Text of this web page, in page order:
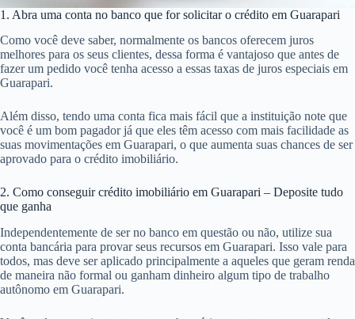
1. Abra uma conta no banco que for solicitar o crédito em Guarapari
Como você deve saber, normalmente os bancos oferecem juros
melhores para os seus clientes, dessa forma é vantajoso que antes de
fazer um pedido você tenha acesso a essas taxas de juros especiais em
Guarapari.
Além disso, tendo uma conta fica mais fácil que a instituição note que
você é um bom pagador já que eles têm acesso com mais facilidade as
suas movimentações em Guarapari, o que aumenta suas chances de ser
aprovado para o crédito imobiliário.
2. Como conseguir crédito imobiliário em Guarapari – Deposite tudo
que ganha
Independentemente de ser no banco em questão ou não, utilize sua
conta bancária para provar seus recursos em Guarapari. Isso vale para
todos, mas deve ser aplicado principalmente a aqueles que geram renda
de maneira não formal ou ganham dinheiro algum tipo de trabalho
autônomo em Guarapari.